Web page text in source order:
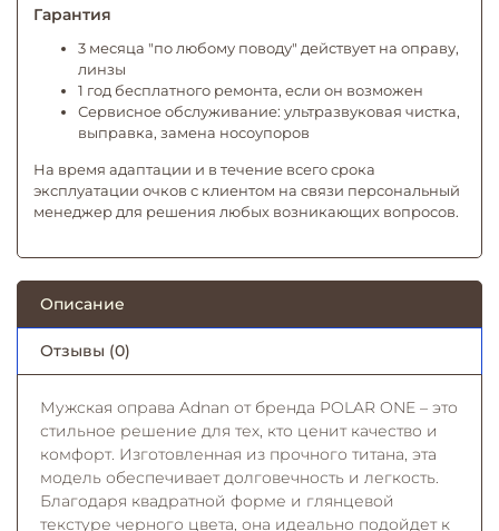
Гарантия
3 месяца "по любому поводу" действует на оправу,
линзы
1 год бесплатного ремонта, если он возможен
Сервисное обслуживание: ультразвуковая чистка,
выправка, замена носоупоров
На время адаптации и в течение всего срока
эксплуатации очков с клиентом на связи персональный
менеджер для решения любых возникающих вопросов.
Описание
Отзывы (0)
Мужская оправа Adnan от бренда POLAR ONE – это
стильное решение для тех, кто ценит качество и
комфорт. Изготовленная из прочного титана, эта
модель обеспечивает долговечность и легкость.
Благодаря квадратной форме и глянцевой
текстуре черного цвета, она идеально подойдет к